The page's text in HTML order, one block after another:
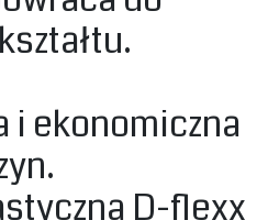
.
i ekonomiczna
D-flexx